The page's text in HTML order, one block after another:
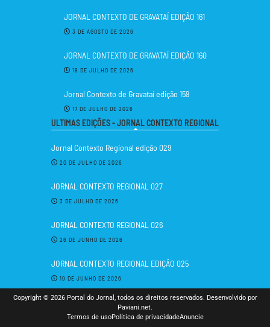
JORNAL CONTEXTO DE GRAVATAÍ EDIÇÃO 161
3 DE AGOSTO DE 2026
JORNAL CONTEXTO DE GRAVATAÍ EDIÇÃO 160
18 DE JULHO DE 2026
Jornal Contexto de Gravataí edição 159
17 DE JULHO DE 2026
ULTIMAS EDIÇÕES - JORNAL CONTEXTO REGIONAL
Jornal Contexto Regional edição 029
20 DE JULHO DE 2026
JORNAL CONTEXTO REGIONAL 027
3 DE JULHO DE 2026
JORNAL CONTEXTO REGIONAL 026
26 DE JUNHO DE 2026
JORNAL CONTEXTO REGIONAL EDIÇÃO 025
19 DE JUNHO DE 2026
Copyright © 2026 Portal do Jornal, todos os direitos reservados. Desenvolvido por
Paviani.net.
Termos de usoPolítica de privacidadeAnuncie